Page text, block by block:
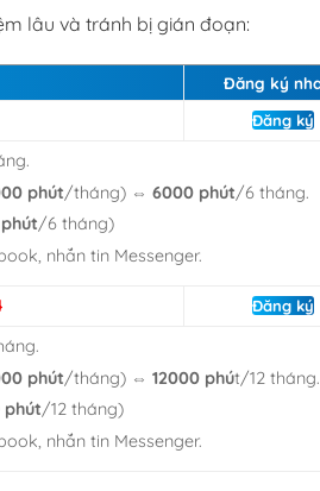
lâu và tránh bị gián đoạn:
Đăng ký
Đăng ký
phút/tháng) ⇔6000 phút/6 tháng.
/6 tháng)
nhắn tin Messenger.
Đăng ký
phút/tháng) ⇔12000 phút/12 tháng.
phút/12 tháng)
nhắn tin Messenger.